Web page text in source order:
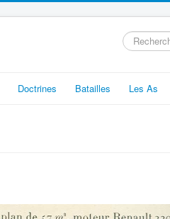
Rechercher
Doctrines Batailles Les As